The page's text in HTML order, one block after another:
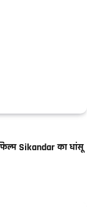
Sikandar का धांसू